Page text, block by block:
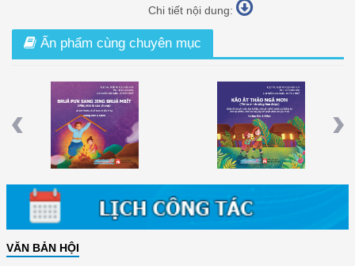
Chi tiết nội dung:
Ấn phẩm cùng chuyên mục
Previous
Việc Nhà Là Của Chung (Tiếng Ê Đê)
Thì Ra Mình Cũng Làm Được (Tiếng
Ê Đê)
VĂN BẢN HỘI